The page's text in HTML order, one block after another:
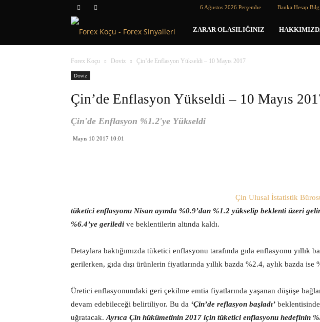
6 Ağustos 2026 Perşembe Banka Hesap
Forex
Koçu
ZARAR OLASILIĞINIZ
Forex Koçu Doviz
Çin’de Enflasyon Yükseldi – 10 Mayıs 2017
Doviz
Çin’de Enflasyon Yükseldi – 10 Mayıs
Çin'de Enflasyon %1.2'ye Yükseldi
Mayıs 10 2017 10:01
Çin Ulusal İstatistik
tüketici enflasyonu Nisan ayında %0.9’dan %1.2 yükselip beklenti üzeri
%6.4’ye geriledi ve beklentilerin altında kaldı.
Detaylara baktığımızda tüketici enflasyonu tarafında gıda enflasyonu yıllık
gerilerken, gıda dışı ürünlerin fiyatlarında yıllık bazda %2.4, aylık bazda ise
Üretici enflasyonundaki geri çekilme emtia fiyatlarında yaşanan düşüşe
devam edebileceği belirtiliyor. Bu da ‘Çin’de reflasyon başladı’ beklentisinde
uğratacak. Ayrıca Çin hükümetinin 2017 için tüketici enflasyonu hedefinin